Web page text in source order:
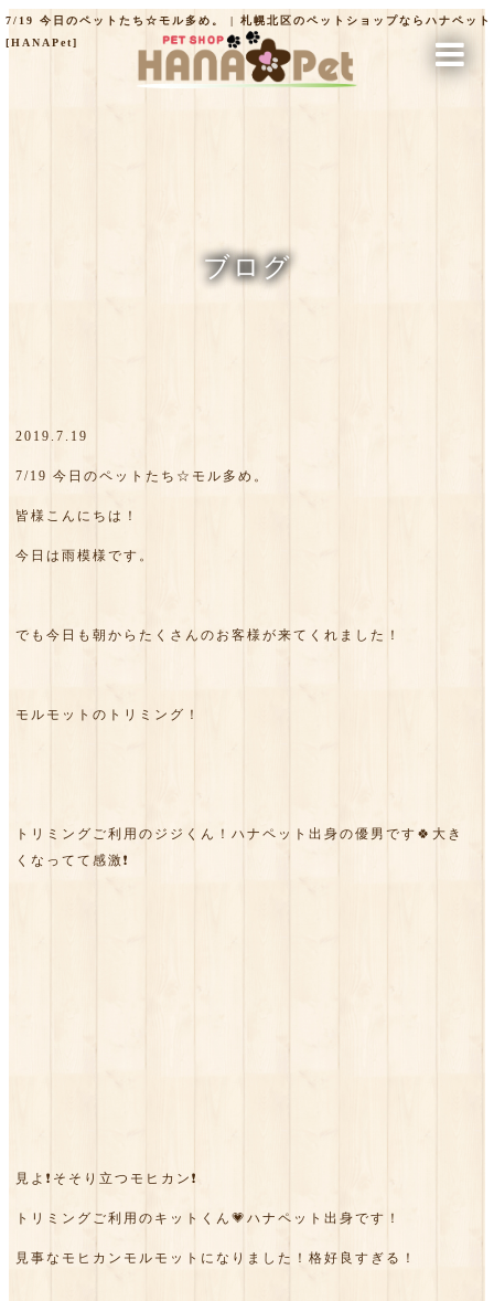
7/19 今日のペットたち☆モル多め。 | 札幌北区のペットショップならハナペット
[HANAPet]
ブログ
2019.7.19
7/19 今日のペットたち☆モル多め。
皆様こんにちは！
今日は雨模様です。
でも今日も朝からたくさんのお客様が来てくれました！
モルモットのトリミング！
トリミングご利用のジジくん！ハナペット出身の優男です🍀大き
くなってて感激❗
見よ❗そそり立つモヒカン❗
トリミングご利用のキットくん💗ハナペット出身です！
見事なモヒカンモルモットになりました！格好良すぎる！